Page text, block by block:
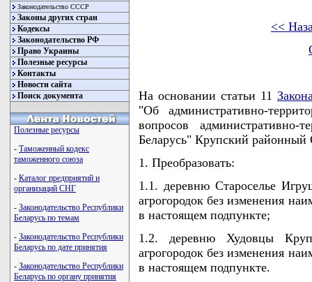
Законодательство СССР
Законы других стран
Кодексы
Законодательство РФ
Право Украины
Полезные ресурсы
Контакты
Новости сайта
Поиск документа
Полезные ресурсы
- Таможенный кодекс
таможенного союза
- Каталог предприятий и
организаций СНГ
- Законодательство Республики
Беларусь по темам
- Законодательство Республики
Беларусь по дате принятия
- Законодательство Республики
Беларусь по органу принятия
<<
На основании статьи 11
"Об административно-
вопросов административно-
Беларусь" Крупский
1. Преобразовать:
1.1. деревню Староселье
агрогородок без изменения
в настоящем подпункте;
1.2. деревню Худовцы
агрогородок без изменения
в настоящем подпункте.